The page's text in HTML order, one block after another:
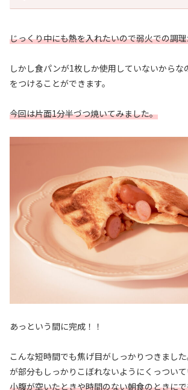
じっくり中にも熱を入れたいので弱火での調
しかし食パンが1枚しか使用していないからな
をつけることができます。
今回は片面1分半づつ焼いてみました。
あっという間に完成！！
こんな短時間でも焦げ目がしっかりつきまし
が部分もしっかりこぼれないようにくっついて
小腹が空いたときや時間のない朝食のときに